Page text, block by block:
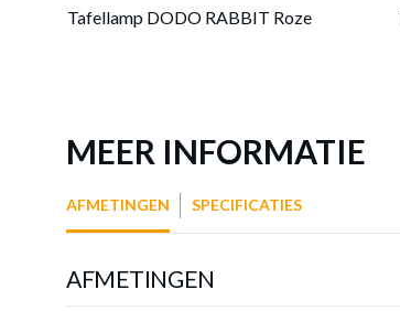
Tafellamp DODO RABBIT Roze
MEER INFORMATIE
AFMETINGEN SPECIFICATIES
AFMETINGEN